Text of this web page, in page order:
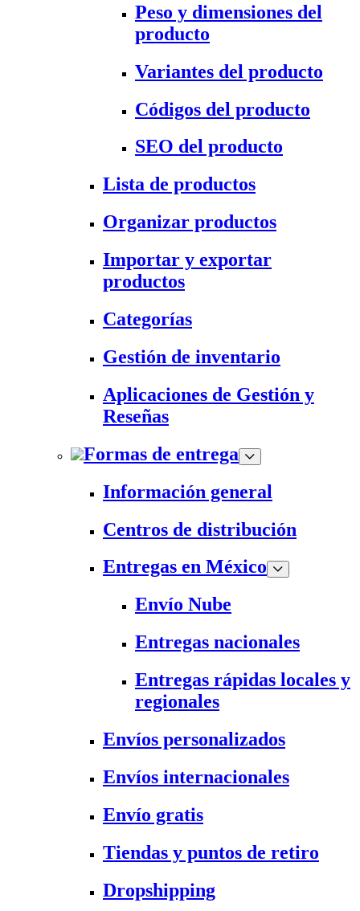
Peso y dimensiones del
producto
Variantes del producto
Códigos del producto
SEO del producto
Lista de productos
Organizar productos
Importar y exportar
productos
Categorías
Gestión de inventario
Aplicaciones de Gestión y
Reseñas
Formas de entrega
Información general
Centros de distribución
Entregas en México
Envío Nube
Entregas nacionales
Entregas rápidas locales y
regionales
Envíos personalizados
Envíos internacionales
Envío gratis
Tiendas y puntos de retiro
Dropshipping